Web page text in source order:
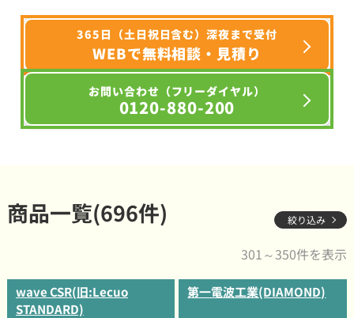
365日（土日祝日含む）深夜まで受付
WEBで無料相談・見積り
お問い合わせ（フリーダイヤル）
0120-880-200
商品一覧(696件) 絞り込み
301～350件を表示
wave CSR(旧:Lecuo
STANDARD)
第一電波工業(DIAMOND)